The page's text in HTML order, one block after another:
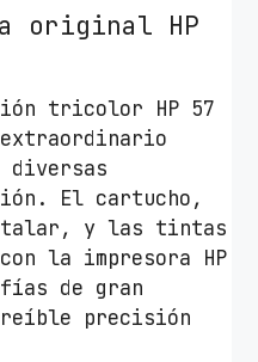
original HP
tricolor HP 57
diversas
El cartucho,
y las tintas
la impresora HP
de gran
precisión